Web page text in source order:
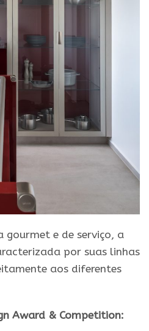
gourmet e de serviço, a
por suas linhas
aos diferentes
Award & Competition: